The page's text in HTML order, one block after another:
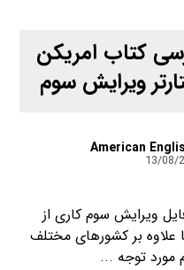
کتاب امریکن
ویرایش سوم
13/08/
ویرایش سوم کاری از
علاوه بر کشورهای مختلف
مورد توجه ...